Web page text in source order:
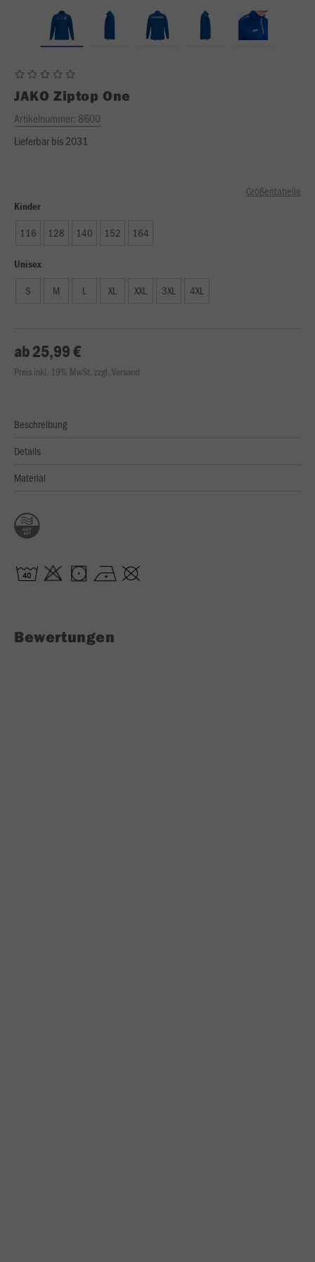
JAKO Ziptop One
Artikelnummer: 8600
Lieferbar bis 2031
Größentabelle
Kinder
116 128 140 152 164
Unisex
S M L XL XXL 3XL 4XL
ab 25,99 €
Preis inkl. 19% MwSt. zzgl. Versand
Beschreibung
Details
Material
Bewertungen